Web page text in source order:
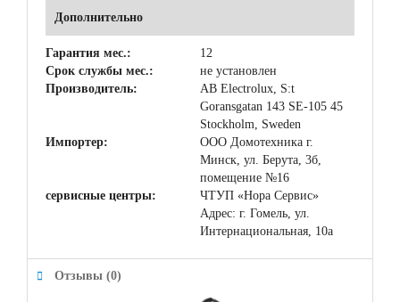
Дополнительно
Гарантия мес.:
12
Срок службы мес.:
не установлен
Производитель:
AB Electrolux, S:t
Goransgatan 143 SE-105 45
Stockholm, Sweden
Импортер:
ООО Домотехника г.
Минск, ул. Берута, 3б,
помещение №16
сервисные центры:
ЧТУП «Нора Сервис»
Адрес: г. Гомель, ул.
Интернациональная, 10а
Отзывы (0)